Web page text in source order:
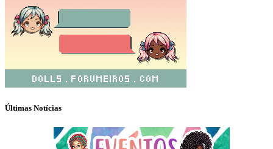
Últimas Notícias